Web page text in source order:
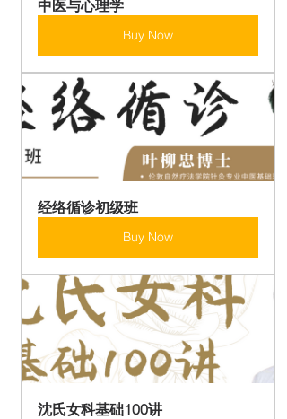
中医与心理学
Buy Now
经络循诊初级班
Buy Now
沈氏女科基础100讲